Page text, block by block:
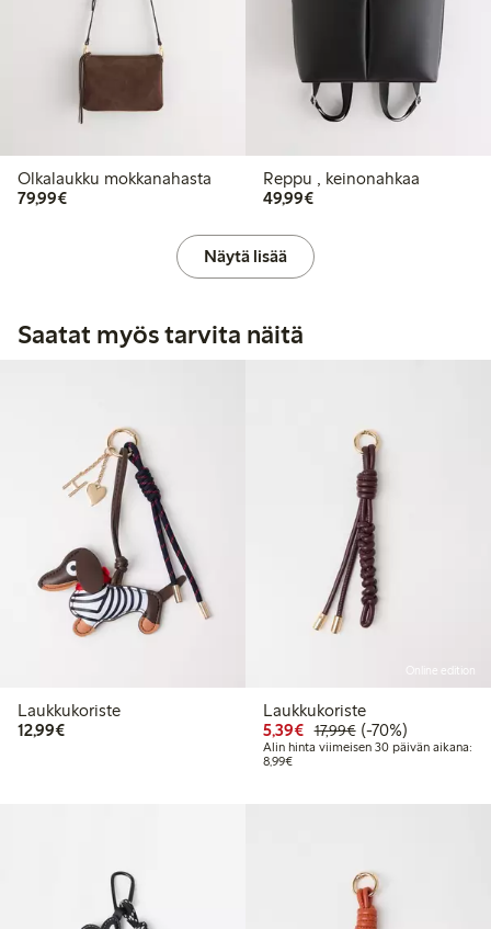
Olkalaukku mokkanahasta
79,99€79,99 €
Reppu , keinonahkaa
49,99€49,99 €
Näytä lisää
Saatat myös tarvita näitä
Laukkukoriste
12,99€12,99 €
Online edition
Laukkukoriste
5,39€ Alennettu hinta: 5,39 €
17,99€Normaalihinta:
70% alennus
(-70%)
Alin hinta viimeisen 30 päivän aikana:
8,99€Alin hinta viimeisen 30 päivän